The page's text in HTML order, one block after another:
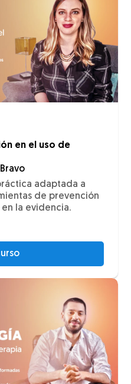
en el uso de
adaptada a
de prevención
la evidencia.